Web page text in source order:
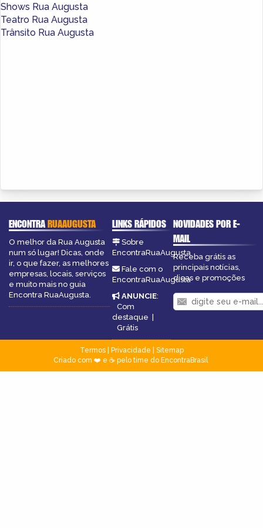
Shows Rua Augusta
Teatro Rua Augusta
Trânsito Rua Augusta
ENCONTRARUAAUGUSTA
O melhor da Rua Augusta
num só lugar! Dicas, onde
ir, o que fazer, as melhores
empresas, locais, serviços
e muito mais no guia
Encontra RuaAugusta.
LINKS RÁPIDOS
Sobre
EncontraRuaAugusta
Fale com o
EncontraRuaAugusta
ANUNCIE:
Com
destaque |
Grátis
NOVIDADES POR E-
MAIL
Receba grátis as
principais notícias,
dicas e promoções
Termos| Privacidade
Sitemap
Criado com ❤️ e ☕ pelo time do EncontraBrasil